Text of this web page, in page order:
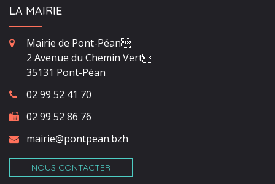
LA MAIRIE
Mairie de Pont-Péan
2 Avenue du Chemin Vert
35131 Pont-Péan
02 99 52 41 70
02 99 52 86 76
mairie@pontpean.bzh
NOUS CONTACTER